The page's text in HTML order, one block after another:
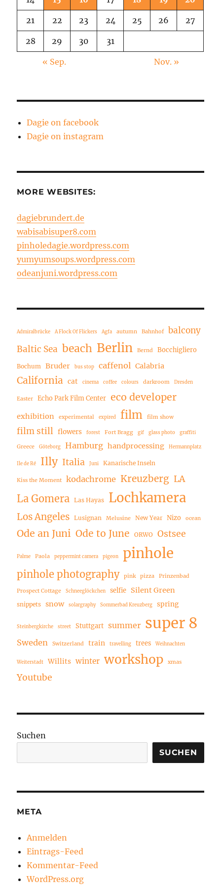
21 22 23 24 25 26 27
28 29 30 31
« Sep. Nov. »
Dagie on facebook
Dagie on instagram
MORE WEBSITES:
dagiebrundert.de
wabisabisuper8.com
pinholedagie.wordpress.com
yumyumsoups.wordpress.com
odeanjuni.wordpress.com
Admiralbrücke A Flock Of Flickers Agfa autumn Bahnhof
balcony
Baltic Sea beach Berlin Bernd Bocchigliero
Bochum Bruder bus stop caffenol Calabria
California cat cinema coffee colours darkroom Dresden
Easter Echo Park Film Center eco developer
exhibition experimental expired film film show
film still flowers forest Fort Bragg gif glass photo graffiti
Greece Göteborg Hamburg handprocessing Hermannplatz
Ile de Ré Illy Italia Juni Kanarische Inseln
Kiss the Moment kodachrome Kreuzberg LA
La Gomera Las Hayas Lochkamera
Los Angeles Lusignan Melusine New Year Nizo ocean
Ode an Juni Ode to June ORWO Ostsee
Palme Paola peppermint camera pigeon pinhole
pinhole photography pink pizza Prinzenbad
Prospect Cottage Schneeglöckchen selfie Silent Green
snippets snow solargraphy Sommerbad Kreuzberg spring
Steinbergkirche street Stuttgart summer super 8
Sweden Switzerland train travelling trees Weihnachten
Weiterstadt Willits winter workshop xmas
Youtube
Suchen
SUCHEN
META
Anmelden
Eintrags-Feed
Kommentar-Feed
WordPress.org